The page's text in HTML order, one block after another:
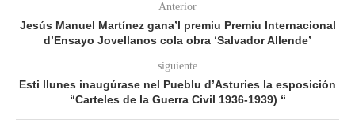
Anterior
Jesús Manuel Martínez gana’l premiu Premiu Internacional
d’Ensayo Jovellanos cola obra ‘Salvador Allende’
siguiente
Esti llunes inaugúrase nel Pueblu d’Asturies la esposición
“Carteles de la Guerra Civil 1936-1939) “